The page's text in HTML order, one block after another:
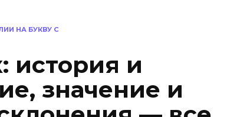
НА БУКВУ С
и
значение и